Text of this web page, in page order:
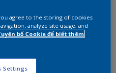
agree to the storing of cookies
analyze site usage, and
bố Cookie để biết thêm
Settings